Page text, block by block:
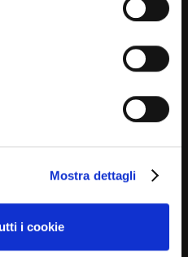
Mostra dettagli
i cookie
and